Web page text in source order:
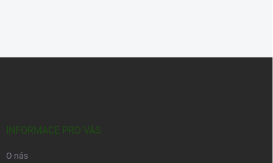
INFORMACE PRO VÁS
O nás